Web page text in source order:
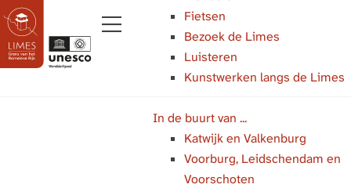
Fietsen
Bezoek de Limes
Luisteren
Kunstwerken langs de Limes
In de buurt van ...
Katwijk en Valkenburg
Voorburg, Leidschendam en
Voorschoten